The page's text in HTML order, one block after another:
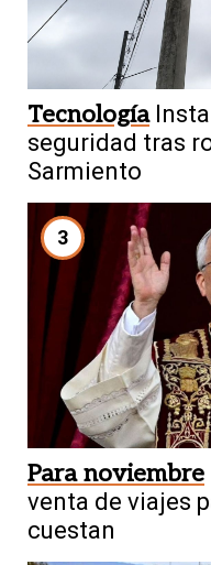
Tecnología
seguridad tras
Sarmiento
3
Para noviembre
venta de viajes
cuestan